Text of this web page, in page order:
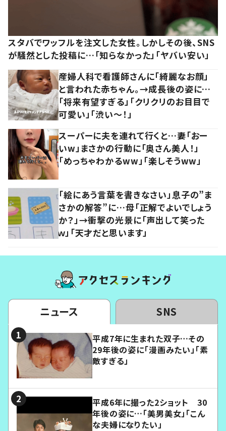
スタバでワッフルを注文した女性。しかしその後、SNS
が騒然とした投稿に…「知らなかった」「ヤバい安い」
産婦人科で看護師さんに「綺麗なお顔」
と言われた赤ちゃん。→成長後の姿に…
「将来有望すぎる」「クリクリのお目目で
可愛い」「渋い～！」
スーパーに夫を連れて行くと…妻「おー
いw」まさかの行動に「奥さん美人！」
「めっちゃわかるww」「楽しそうww」
「絵にあう言葉を書きなさい」息子の”ま
さかの解答”に…母「正解でよいでしょう
か？」→衝撃の光景に「声出して笑った
ｗ」「天才だと思います」
ニュース SNS
平成7年に生まれた双子…その
29年後の姿に「漫画みたい」「素
敵すぎる」
平成6年に撮った2ショット 30
年後の姿に…「美男美女」「こん
な夫婦になりたい」